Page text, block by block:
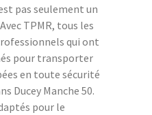
pas seulement un
TPMR, tous les
qui ont
pour transporter
en toute sécurité
Ducey Manche 50.
pour le